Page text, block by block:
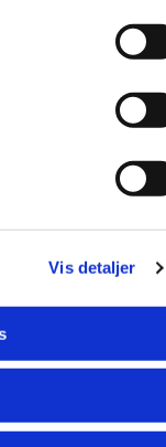
Vis detaljer
lide...